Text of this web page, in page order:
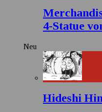
4-Statue
Neu
Hideshi